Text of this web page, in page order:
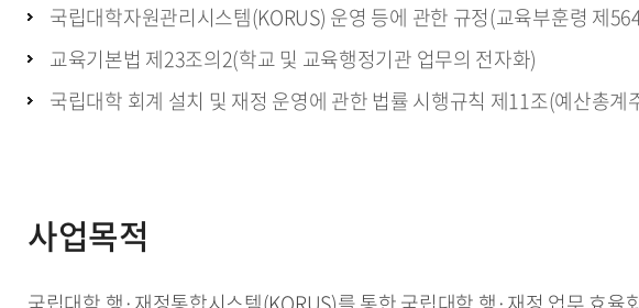
국립대학자원관리시스템(KORUS) 운영 등에 관한 규정(교육부훈령 제
교육기본법 제23조의2(학교 및 교육행정기관 업무의 전자화)
국립대학 회계 설치 및 재정 운영에 관한 법률 시행규칙 제11조(예산총계
사업목적